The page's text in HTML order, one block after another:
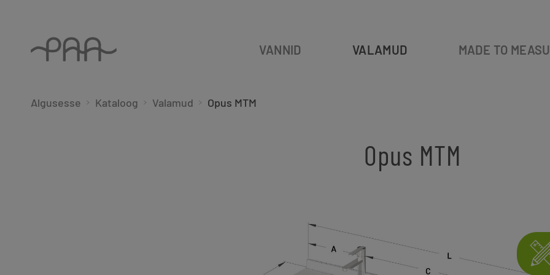
VANNID VALAMUD MADE TO
Algusesse Kataloog Valamud Opus MTM
Opus MTM